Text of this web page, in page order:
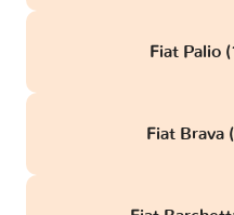
Fiat Palio
Fiat Brava